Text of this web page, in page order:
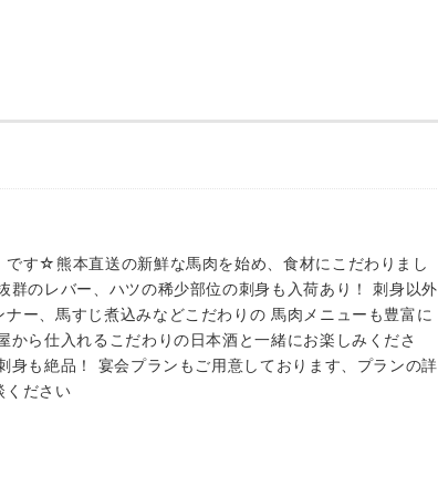
です☆熊本直送の新鮮な馬肉を始め、食材にこだわりまし
群のレバー、ハツの稀少部位の刺身も入荷あり！ 刺身以外
ー、馬すじ煮込みなどこだわりの 馬肉メニューも豊富に
から仕入れるこだわりの日本酒と一緒にお楽しみくださ
身も絶品！ 宴会プランもご用意しております、プランの詳
ください